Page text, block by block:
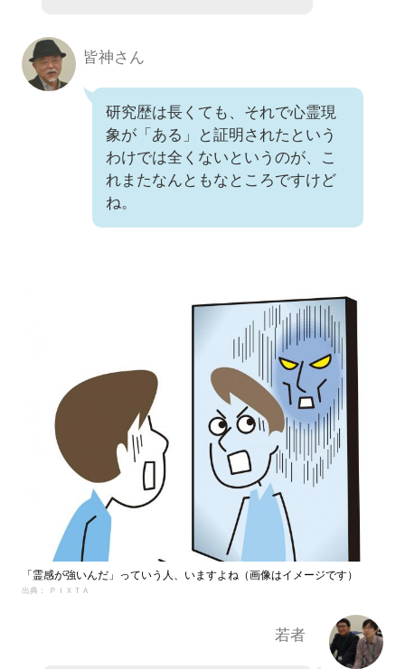
皆神さん
研究歴は長くても、それで心霊現
象が「ある」と証明されたという
わけでは全くないというのが、こ
れまたなんともなところですけど
ね。
「霊感が強いんだ」っていう人、いますよね（画像はイメージです）
出典： ＰＩＸＴＡ
若者